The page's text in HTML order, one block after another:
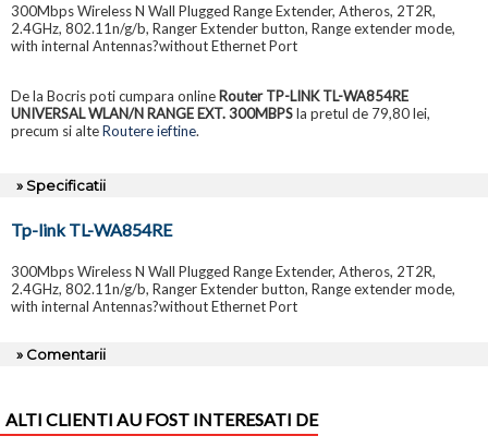
300Mbps Wireless N Wall Plugged Range Extender, Atheros, 2T2R,
2.4GHz, 802.11n/g/b, Ranger Extender button, Range extender mode,
with internal Antennas?without Ethernet Port
De la Bocris poti cumpara online Router TP-LINK TL-WA854RE
UNIVERSAL WLAN/N RANGE EXT. 300MBPSla pretul de 79,80 lei,
precum si alteRoutere ieftine.
» Specificatii
Tp-link TL-WA854RE
300Mbps Wireless N Wall Plugged Range Extender, Atheros, 2T2R,
2.4GHz, 802.11n/g/b, Ranger Extender button, Range extender mode,
with internal Antennas?without Ethernet Port
» Comentarii
ALTI CLIENTI AU FOST INTERESATI DE